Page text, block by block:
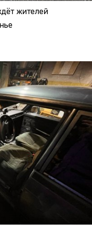
жителей